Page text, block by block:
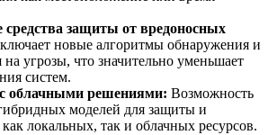
защиты от вредоносных
новые алгоритмы обнаружения и
на угрозы, что значительно уменьшает
систем.
облачными решениями: Возможность
моделей для защиты и
локальных, так и облачных ресурсов.